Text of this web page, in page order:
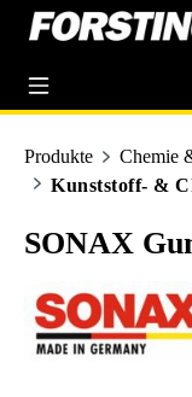
springen
Produkte Chemie
Kunststoff- &
SONAX